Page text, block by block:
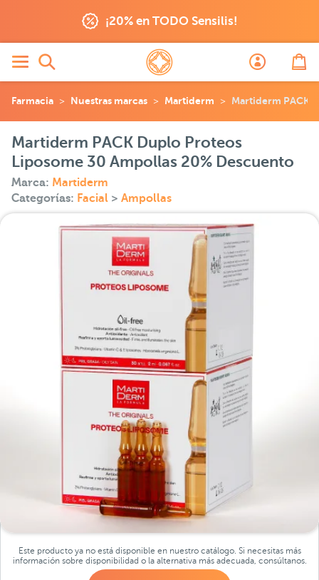
¡20% en TODO Sensilis!
Farmacia Nuestras marcas Martiderm Martiderm PACK
Martiderm PACK Duplo Proteos
Liposome 30 Ampollas 20% Descuento
Marca: Martiderm
Categorías: Facial > Ampollas
Este producto ya no está disponible en nuestro catálogo. Si necesitas más
información sobre disponibilidad o la alternativa más adecuada, consúltanos.